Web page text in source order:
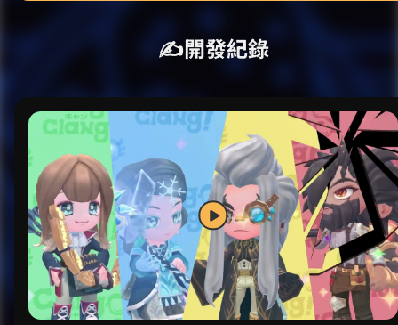
✍️開發紀錄
鏘鏘鏘-藝術派對-米開朗基羅篇